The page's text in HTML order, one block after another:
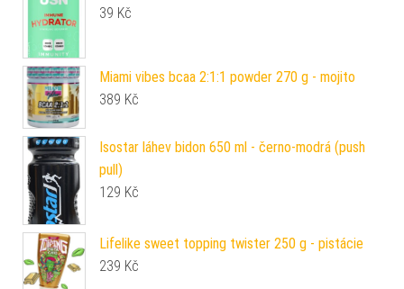
39 Kč
Miami vibes bcaa 2:1:1 powder 270 g - mojito
389 Kč
Isostar láhev bidon 650 ml - černo-modrá (push
pull)
129 Kč
Lifelike sweet topping twister 250 g - pistácie
239 Kč